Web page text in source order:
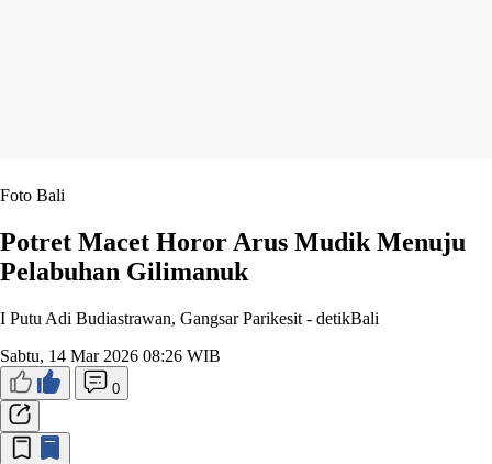
Foto Bali
Potret Macet Horor Arus Mudik Menuju
Pelabuhan Gilimanuk
I Putu Adi Budiastrawan, Gangsar Parikesit - detikBali
Sabtu, 14 Mar 2026 08:26 WIB
0